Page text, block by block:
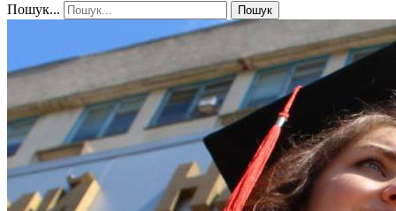
Пошук... Пошук